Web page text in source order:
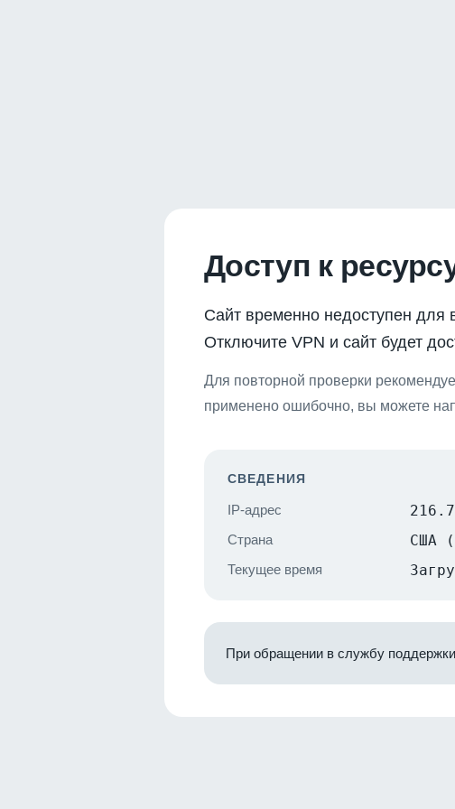
Доступ к
Сайт временно недоступен для
Отключите VPN и сайт будет
Для повторной проверки
применено ошибочно, вы можете
СВЕДЕНИЯ
IP-адрес
Страна США
Текущее время
При обращении в службу